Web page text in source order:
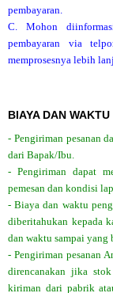
pembayaran.
C. Mohon
pembayaran via
memprosesnya lebih
BIAYA DAN
- Pengiriman pesanan
dari Bapak/Ibu.
- Pengiriman dapat
pemesan dan kondisi
- Biaya dan waktu
diberitahukan kepada
dan waktu sampai yang
- Pengiriman pesanan
direncanakan jika
kiriman dari pabrik